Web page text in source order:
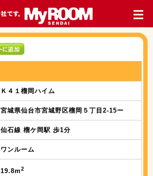
Ｋ４１榴岡ハイム
宮城県仙台市宮城野区榴岡５丁目2-15ー
仙石線 榴ケ岡駅 歩1分
ワンルーム
19.8m2